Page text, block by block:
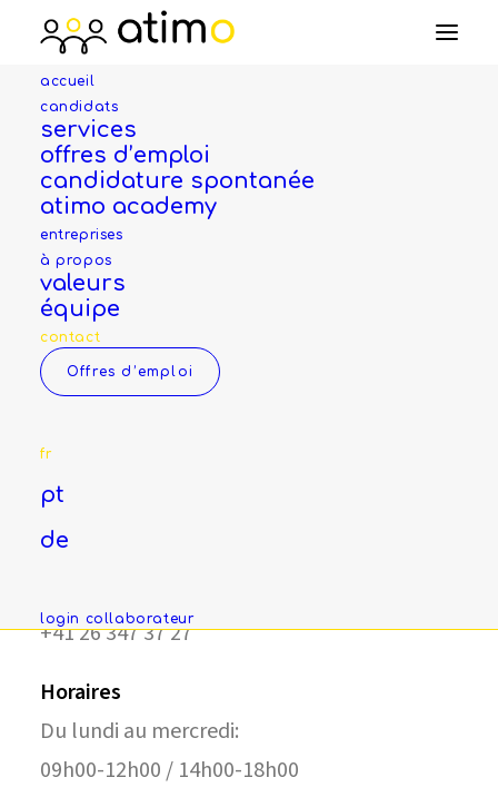
accueil
candidats
services
offres d’emploi
candidature spontanée
atimo academy
entreprises
à propos
valeurs
équipe
contact
Offres d’emploi
fr
pt
de
login collaborateur
Notre équipe se tient à
disposition si vous
avez des questions.
info@atimo.ch
Fribourg
Place de la Gare 5
+41 26 347 37 27
Horaires
Du lundi au mercredi:
09h00-12h00 / 14h00-18h00